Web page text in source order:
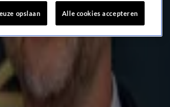
opslaan Alle cookies accepteren